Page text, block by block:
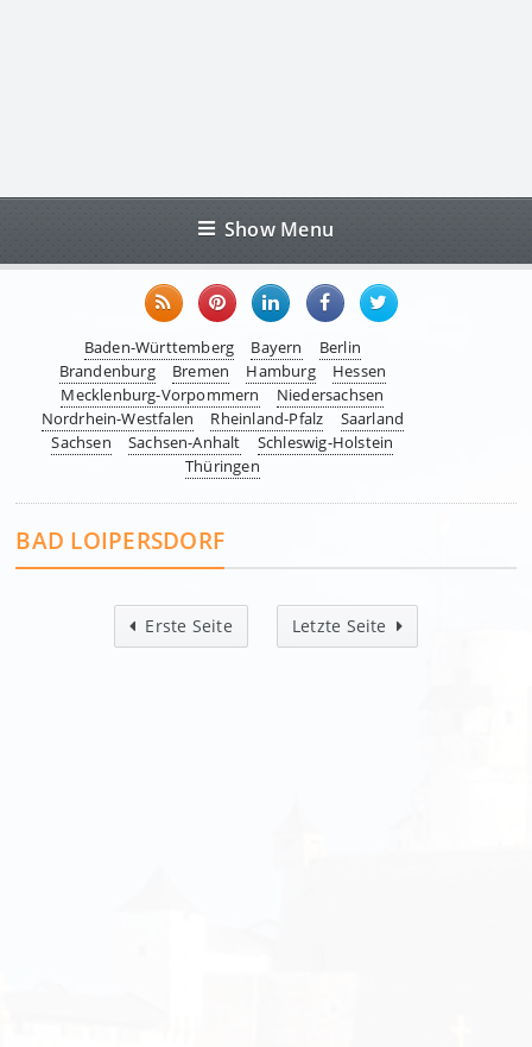
Show Menu
Baden-Württemberg Bayern
Berlin
Brandenburg
Bremen Hamburg
Hessen
Mecklenburg-Vorpommern
Niedersachsen
Nordrhein-Westfalen
Rheinland-Pfalz
Saarland
Sachsen
Sachsen-Anhalt
Schleswig-Holstein
Thüringen
BAD LOIPERSDORF
Erste Seite Letzte Seite